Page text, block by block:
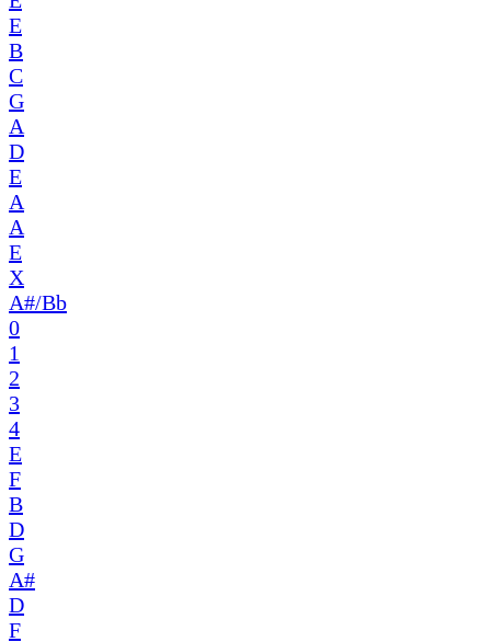
E
B
C
G
A
D
E
A
A
E
X
A#/Bb
0
1
2
3
4
E
F
B
D
G
A#
D
F